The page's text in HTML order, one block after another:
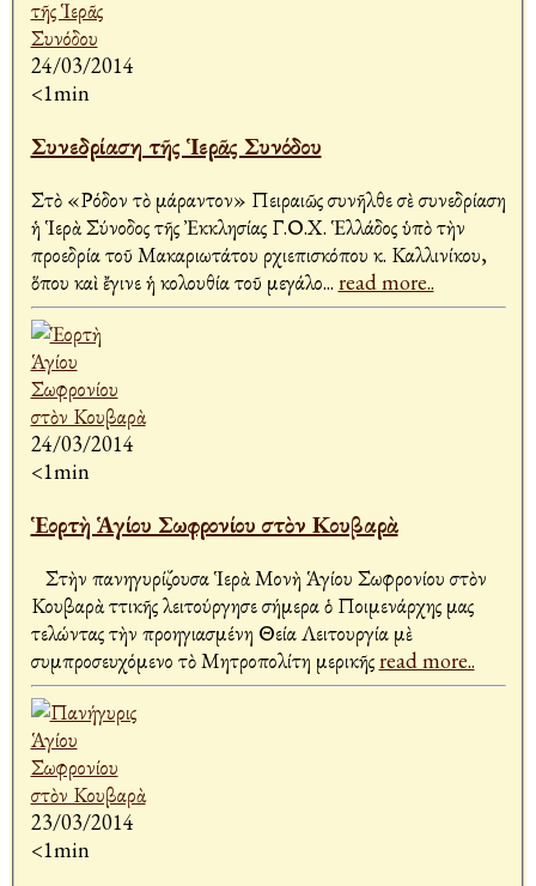
24/03/2014
<1min
Συνεδρίαση τῆς Ἱερᾶς Συνόδου
Στὸ «Ρόδον τὸ Ἀμάραντον» Πειραιῶς συνῆλθε σὲ συνεδρίαση
ἡ Ἱερὰ Σύνοδος τῆς Ἐκκλησίας Γ.Ο.Χ. Ἑλλάδος ὑπὸ τὴν
προεδρία τοῦ Μακαριωτάτου Ἀρχιεπισκόπου κ. Καλλινίκου,
ὅπου καὶ ἔγινε ἡ Ἀκολουθία τοῦ μεγάλο... read more..
24/03/2014
<1min
Ἑορτὴ Ἁγίου Σωφρονίου στὸν Κουβαρὰ
Στὴν πανηγυρίζουσα Ἱερὰ Μονὴ Ἁγίου Σωφρονίου στὸν
Κουβαρὰ Ἀττικῆς λειτούργησε σήμερα ὁ Ποιμενάρχης μας
τελώντας τὴν προηγιασμένη Θεία Λειτουργία μὲ
συμπροσευχόμενο τὸ Μητροπολίτη Ἀμερικῆςread more..
23/03/2014
<1min